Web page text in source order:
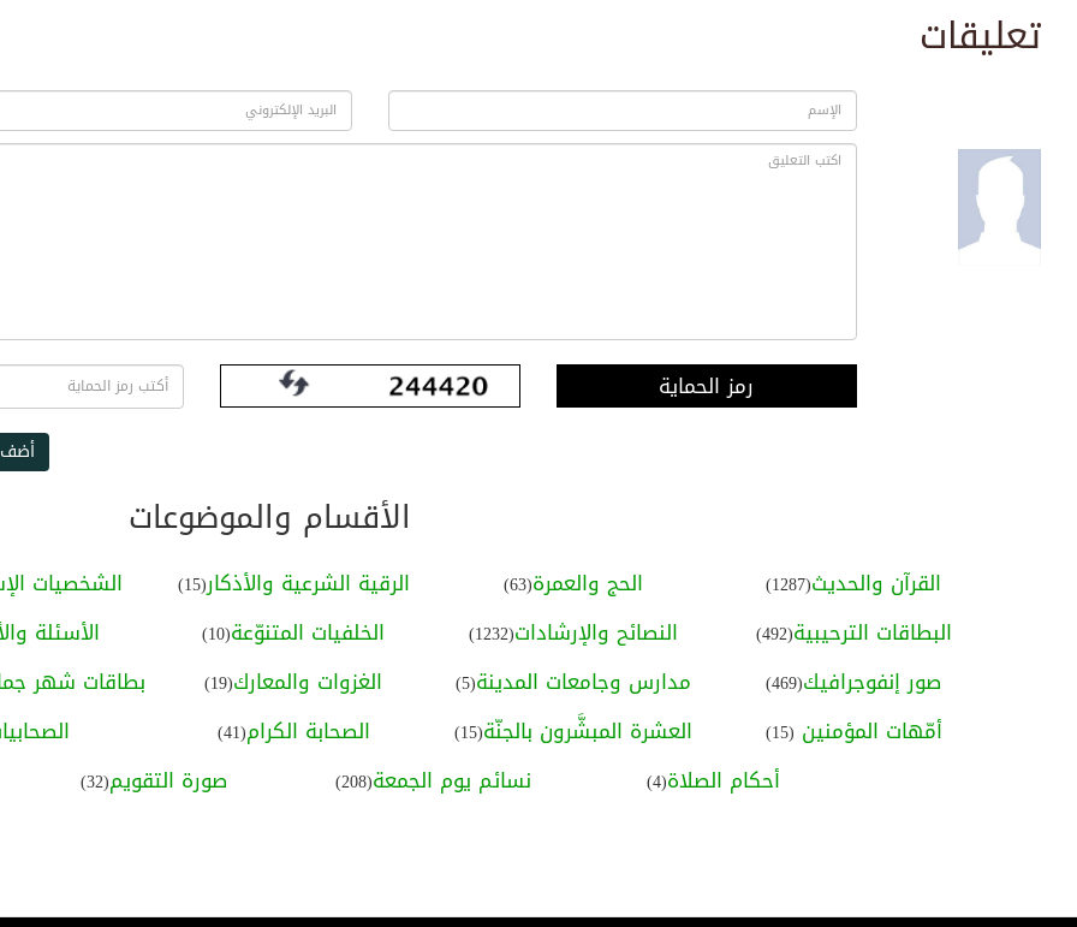
تعليقات
رمز الحماية
الأقسام والموضوعات
القرآن والحديث(1287) الحج والعمرة(63) الرقية الشرعية والأذكار(15) الشخصيات
البطاقات الترحيبية(492) النصائح والإرشادات(1232) الخلفيات المتنوّعة(10) الأسئلة
صور إنفوجرافيك(469) مدارس وجامعات المدينة(5) الغزوات والمعارك(19) بطاقات شهر
أمّهات المؤمنين (15) العشرة المبشَّرون بالجنّة(15) الصحابة الكرام(41)
أحكام الصلاة(4) نسائم يوم الجمعة(208) صورة التقويم(32)